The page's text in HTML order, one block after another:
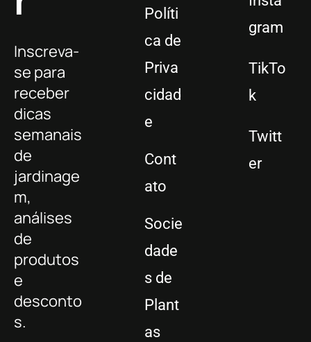
Inscreva-
se para
receber
dicas
semanais
de
jardinage
m,
análises
de
produtos
e
desconto
s.
Políti
ca de
Priva
cidad
e
Cont
ato
Socie
dade
s de
Plant
as
gram
TikTo
k
Twitt
er